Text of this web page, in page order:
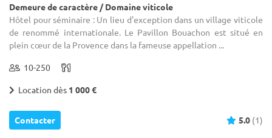
Demeure de caractère / Domaine viticole
Hôtel pour séminaire : Un lieu d'exception dans un village viticole
de renommé internationale. Le Pavillon Bouachon est situé en
plein cœur de la Provence dans la fameuse appellation ...
10-250
Location dès 1 000 €
Contacter 5.0 (1)